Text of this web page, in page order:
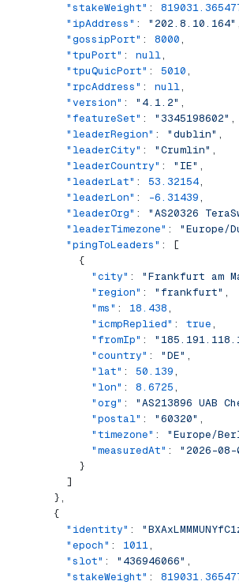
        "stakeWeight"
:
        "ipAddress"
: "202.8.10.164" ,
        "gossipPort"
: 8000,
        "tpuPort"
: null,
        "tpuQuicPort"
: 5010,
        "rpcAddress"
: null,
        "version"
: "4.1.2" ,
        "featureSet"
: "3345198602" ,
        "leaderRegion"
: "dublin" ,
        "leaderCity"
: "Crumlin" ,
        "leaderCountry"
: "IE" ,
        "leaderLat"
: 53.32154,
        "leaderLon"
: -6.31439,
        "leaderOrg"
: "AS20326
        "leaderTimezone"
: "Europe/
        "pingToLeaders"
: [
          {
            "city"
: "Frankfurt am
            "region"
: "frankfurt" ,
            "ms"
: 18.438,
            "icmpReplied"
: true,
            "fromIp"
:
            "country"
: "DE" ,
            "lat"
: 50.139,
            "lon"
: 8.6725,
            "org"
: "AS213896 UAB
            "postal"
: "60320" ,
            "timezone"
: "Europe/
            "measuredAt"
: "2026-08-
          }
        ]
      },
      {
        "identity"
:
        "epoch"
: 1011,
        "slot"
: "436946066" ,
        "stakeWeight"
: